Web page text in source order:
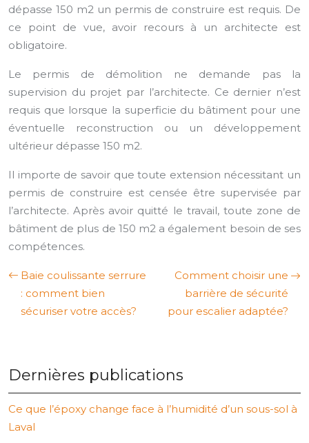
dépasse 150 m2 un permis de construire est requis. De
ce point de vue, avoir recours à un architecte est
obligatoire.
Le permis de démolition ne demande pas la
supervision du projet par l’architecte. Ce dernier n’est
requis que lorsque la superficie du bâtiment pour une
éventuelle reconstruction ou un développement
ultérieur dépasse 150 m2.
Il importe de savoir que toute extension nécessitant un
permis de construire est censée être supervisée par
l’architecte. Après avoir quitté le travail, toute zone de
bâtiment de plus de 150 m2 a également besoin de ses
compétences.
Baie coulissante serrure
: comment bien
sécuriser votre accès?
Comment choisir une
barrière de sécurité
pour escalier adaptée?
Dernières publications
Ce que l’époxy change face à l’humidité d’un sous-sol à
Laval